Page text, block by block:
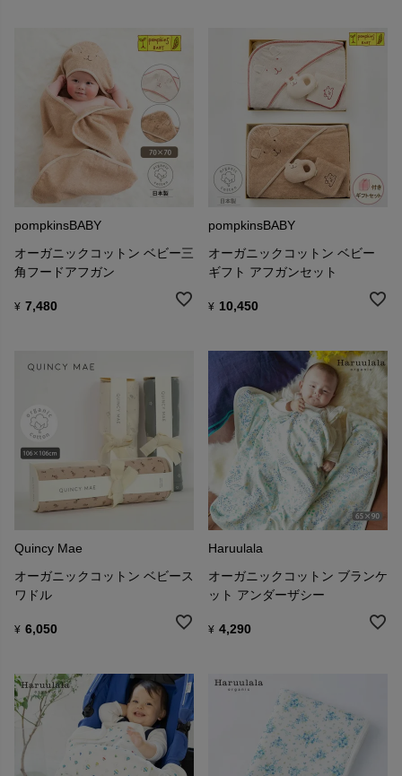
pompkinsBABY
オーガニックコットン ベビー三
角フードアフガン
¥ 7,480
pompkinsBABY
オーガニックコットン ベビー
ギフト アフガンセット
¥ 10,450
Quincy Mae
オーガニックコットン ベビース
ワドル
¥ 6,050
Haruulala
オーガニックコットン ブランケ
ット アンダーザシー
¥ 4,290